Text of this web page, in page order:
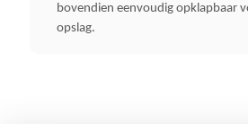
bovendien eenvoudig opklapbaar
opslag.
Merk